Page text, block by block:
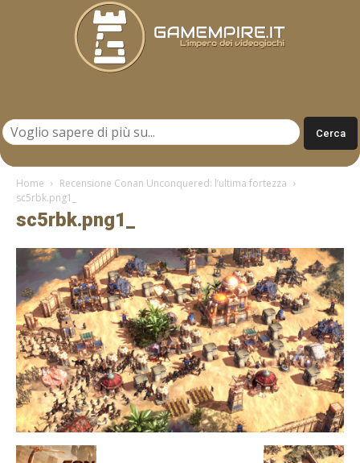
Home
Recensione Conan Unconquered: l’ultima fortezza
sc5rbk.png1_
sc5rbk.png1_